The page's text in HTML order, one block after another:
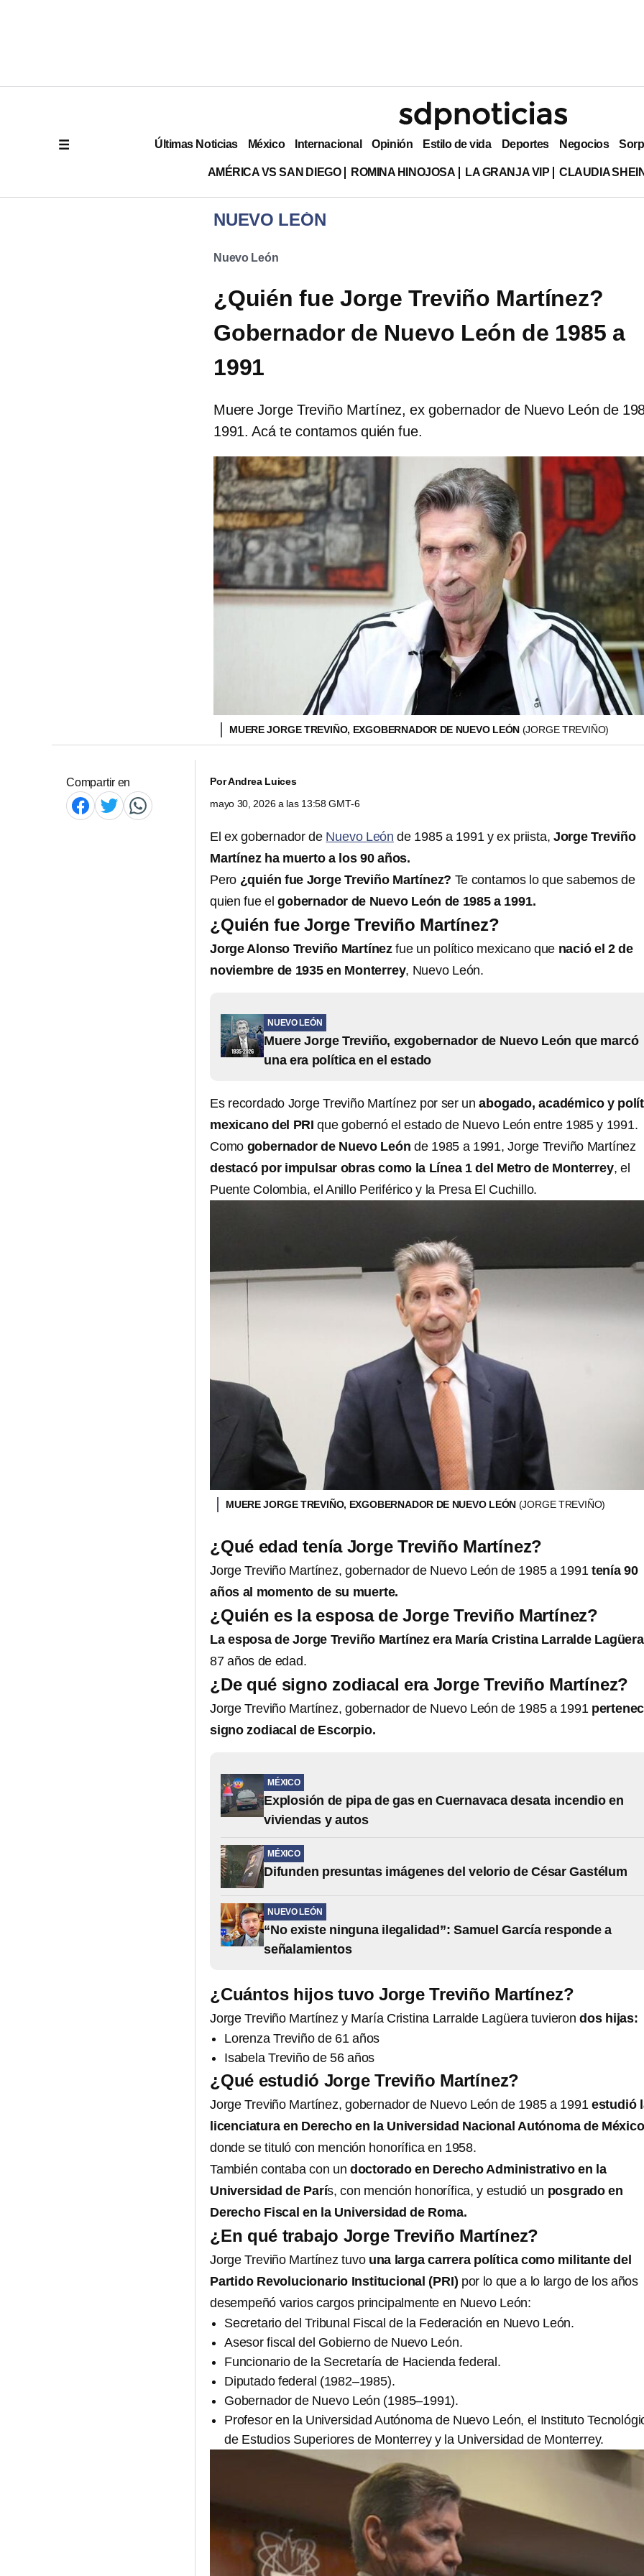
Últimas Noticias México Internacional Opinión Estilo de vida Deportes Negocios
AMÉRICA VS SAN DIEGO ROMINA HINOJOSA LA GRANJA VIP CLAUDIA
NUEVO LEÓN
Nuevo León
¿Quién fue Jorge Treviño Martínez?
Gobernador de Nuevo León de 1985 a
1991
Muere Jorge Treviño Martínez, ex gobernador de Nuevo León de
1991. Acá te contamos quién fue.
MUERE JORGE TREVIÑO, EXGOBERNADOR DE NUEVO LEÓN (JORGE TREVIÑO)
Compartir en PorAndrea Luices
mayo 30, 2026 a las 13:58 GMT-6
El ex gobernador de Nuevo León de 1985 a 1991 y ex priista, Jorge Treviño
Martínez ha muerto a los 90 años.
Pero ¿quién fue Jorge Treviño Martínez? Te contamos lo que sabemos de
quien fue elgobernador de Nuevo León de 1985 a 1991.
¿Quién fue Jorge Treviño Martínez?
Jorge Alonso Treviño Martínez fue un político mexicano que nació el 2 de
noviembre de 1935 en Monterrey, Nuevo León.
NUEVO LEÓN
Muere Jorge Treviño, exgobernador de Nuevo León que marcó
una era política en el estado
Es recordado Jorge Treviño Martínez por ser unabogado, académico y
mexicano del PRI que gobernó el estado de Nuevo León entre 1985 y 1991.
Como gobernador de Nuevo León de 1985 a 1991, Jorge Treviño Martínez
destacó por impulsar obras como la Línea 1 del Metro de Monterrey, el
Puente Colombia, el Anillo Periférico y la Presa El Cuchillo.
MUERE JORGE TREVIÑO, EXGOBERNADOR DE NUEVO LEÓN (JORGE TREVIÑO)
¿Qué edad tenía ​​Jorge Treviño Martínez?
​Jorge Treviño Martínez, gobernador de Nuevo León de 1985 a 1991 tenía 90
años al momento de su muerte.
¿Quién es la esposa de Jorge Treviño Martínez?
La esposa de Jorge Treviño Martínez era María Cristina Larralde Lagüera
87 años de edad.
¿De qué signo zodiacal era ​​Jorge Treviño Martínez?
​​​​Jorge Treviño Martínez, gobernador de Nuevo León de 1985 a 1991
signo zodiacal de Escorpio.
MÉXICO
Explosión de pipa de gas en Cuernavaca desata incendio en
viviendas y autos
MÉXICO
Difunden presuntas imágenes del velorio de César Gastélum
NUEVO LEÓN
“No existe ninguna ilegalidad”: Samuel García responde a
señalamientos
¿Cuántos hijos tuvo Jorge Treviño Martínez?
Jorge Treviño Martínez y María Cristina Larralde Lagüera tuvierondos hijas:
Lorenza Treviño de 61 años
Isabela Treviño de 56 años
¿Qué estudió ​​Jorge Treviño Martínez?
​​Jorge Treviño Martínez, gobernador de Nuevo León de 1985 a 1991estudió
licenciatura en Derecho en la Universidad Nacional Autónoma de México
donde se tituló con mención honorífica en 1958.
También contaba con un doctorado en Derecho Administrativo en la
Universidad de París, con mención honorífica, y estudió un posgrado en
Derecho Fiscal en la Universidad de Roma.
¿En qué trabajo Jorge Treviño Martínez?
Jorge Treviño Martínez tuvo una larga carrera política como militante del
Partido Revolucionario Institucional (PRI) por lo que a lo largo de los años
desempeñó varios cargos principalmente en Nuevo León:
Secretario del Tribunal Fiscal de la Federación en Nuevo León.
Asesor fiscal del Gobierno de Nuevo León.
Funcionario de la Secretaría de Hacienda federal.
Diputado federal (1982–1985).
Gobernador de Nuevo León (1985–1991).
Profesor en la Universidad Autónoma de Nuevo León, el Instituto
de Estudios Superiores de Monterrey y la Universidad de Monterrey.